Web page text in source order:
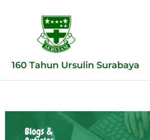
160 Tahun Ursulin Surabaya